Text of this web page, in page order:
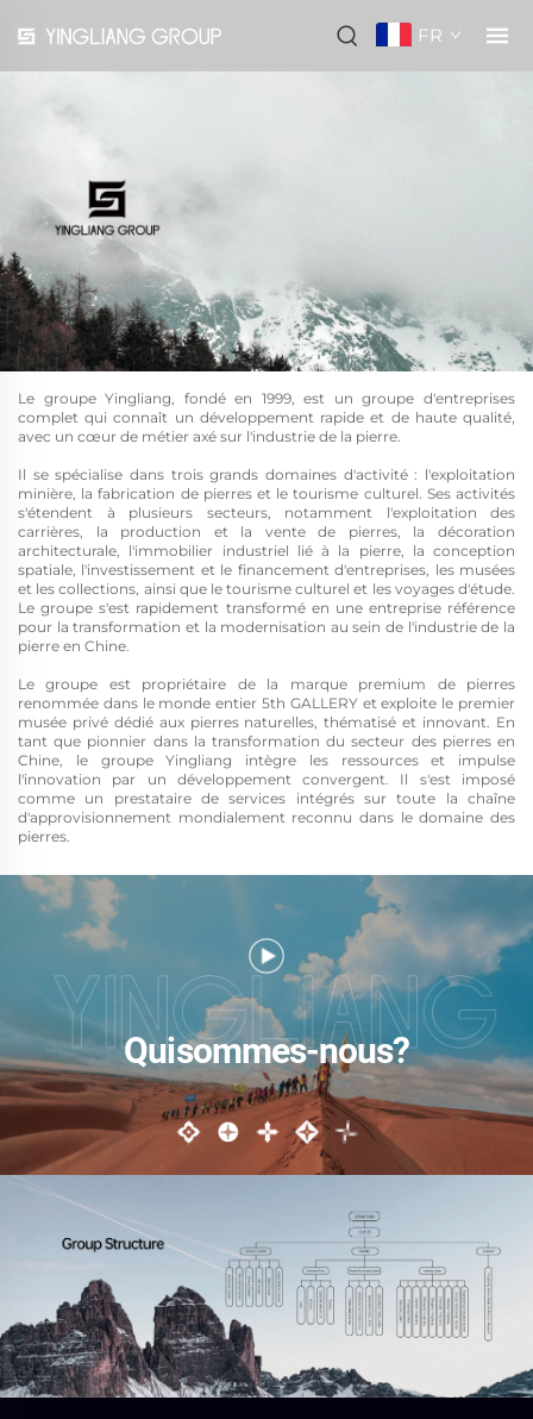
FR
Le groupe Yingliang, fondé en 1999, est un groupe d'entreprises
complet qui connaît un développement rapide et de haute qualité,
avec un cœur de métier axé sur l'industrie de la pierre.
Il se spécialise dans trois grands domaines d'activité : l'exploitation
minière, la fabrication de pierres et le tourisme culturel. Ses activités
s'étendent à plusieurs secteurs, notamment l'exploitation des
carrières, la production et la vente de pierres, la décoration
architecturale, l'immobilier industriel lié à la pierre, la conception
spatiale, l'investissement et le financement d'entreprises, les musées
et les collections, ainsi que le tourisme culturel et les voyages d'étude.
Le groupe s'est rapidement transformé en une entreprise référence
pour la transformation et la modernisation au sein de l'industrie de la
pierre en Chine.
Le groupe est propriétaire de la marque premium de pierres
renommée dans le monde entier 5th GALLERY et exploite le premier
musée privé dédié aux pierres naturelles, thématisé et innovant. En
tant que pionnier dans la transformation du secteur des pierres en
Chine, le groupe Yingliang intègre les ressources et impulse
l'innovation par un développement convergent. Il s'est imposé
comme un prestataire de services intégrés sur toute la chaîne
d'approvisionnement mondialement reconnu dans le domaine des
pierres.
Qui sommes-nous?